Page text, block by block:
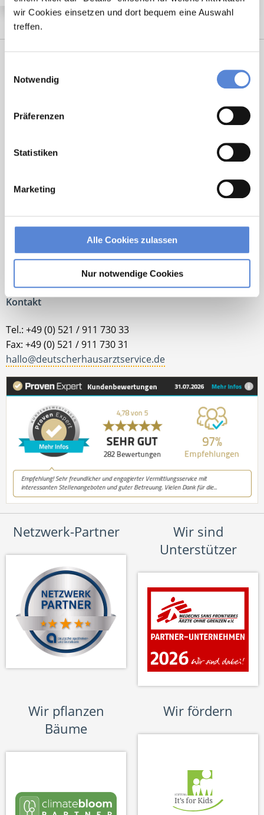
wir Cookies einsetzen und dort bequem eine Auswahl
treffen.
Notwendig
Präferenzen
Statistiken
Marketing
Alle Cookies zulassen
Nur notwendige Cookies
Laura Holstein
Ansprechpartnerin
ich Ihnen gerne zur Verfügung.
Jetzt zur kostenlosen Stellenanfrage
Kontakt
Tel.: +49 (0) 521 / 911 730 33
Fax: +49 (0) 521 / 911 730 31
hallo@deutscherhausarztservice.de
Netzwerk-Partner
Wir sind
Unterstützer
Wir pflanzen
Bäume
Wir fördern